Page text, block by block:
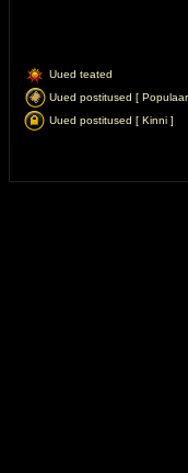
Uued teated
Uued postitused [
Uued postitused [ Kinni ]